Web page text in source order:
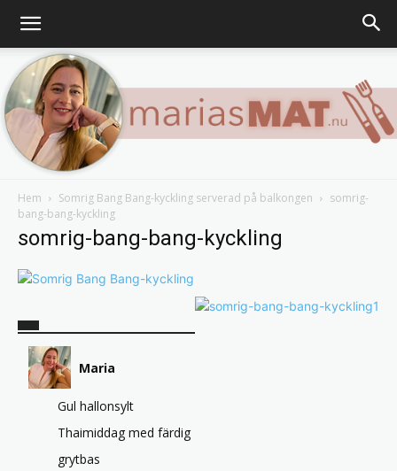
matblogg
Hem Somrig Bang Bang-kyckling serverad på balkongen
somrig-
bang-bang-kyckling
somrig-bang-bang-kyckling
Maria
Gul hallonsylt
Thaimiddag med färdig
grytbas